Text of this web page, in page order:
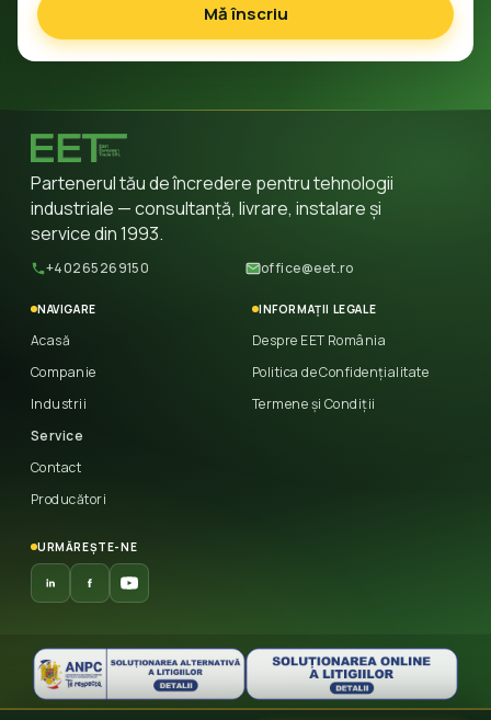
Mă înscriu
Partenerul tău de încredere pentru tehnologii
industriale — consultanță, livrare, instalare și
service din 1993.
+40265269150 office@eet.ro
NAVIGARE
Acasă
Companie
Industrii
Service
Contact
Producători
INFORMAȚII LEGALE
Despre EET România
Politica de Confidențialitate
Termene și Condiții
URMĂREȘTE-NE